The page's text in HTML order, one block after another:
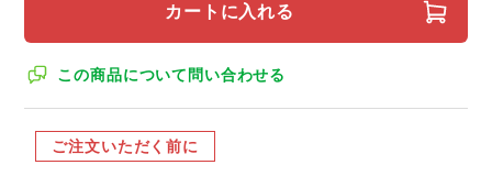
カートに入れる
この商品について問い合わせる
ご注文いただく前に